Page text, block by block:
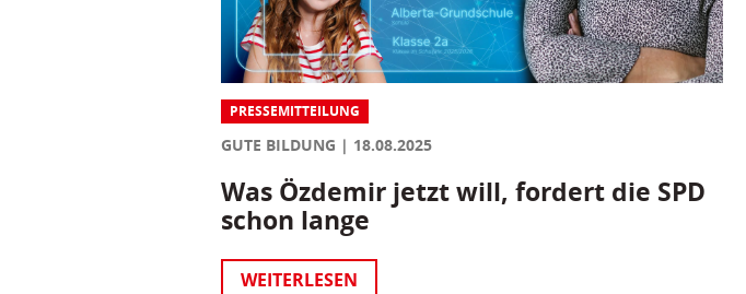
PRESSEMITTEILUNG
GUTE BILDUNG 18.08.2025
Was Özdemir jetzt will, fordert die SPD
schon lange
WEITERLESEN